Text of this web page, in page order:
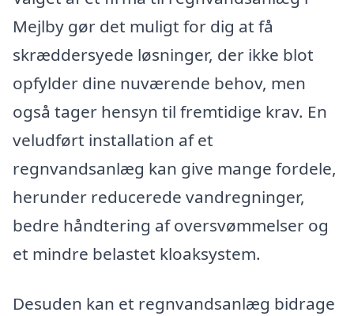
Mejlby gør det muligt for dig at få
skræddersyede løsninger, der ikke blot
opfylder dine nuværende behov, men
også tager hensyn til fremtidige krav. En
veludført installation af et
regnvandsanlæg kan give mange fordele,
herunder reducerede vandregninger,
bedre håndtering af oversvømmelser og
et mindre belastet kloaksystem.
Desuden kan et regnvandsanlæg bidrage